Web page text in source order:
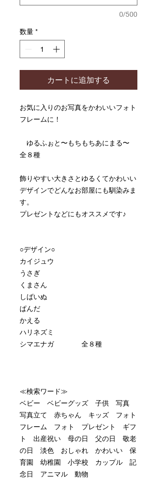
0/500
数量 *
カートに追加する
お気に入りのお写真をかわいいフォト
フレームに！
ゆるふぉと〜もちもちあにまる〜
全８種
飾りやすい大きさとゆるくてかわいい
デザインでどんなお部屋にも馴染みま
す。
プレゼントなどにもオススメです♪
○デザイン○
カイジュウ
うさぎ
くまさん
しばいぬ
ぱんだ
かえる
ハリネズミ
シマエナガ 全８種
≪検索ワード≫
ベビー ベビーグッズ 子供 写真
写真立て 赤ちゃん キッズ フォト
フレーム フォト プレゼント ギフ
ト 出産祝い 母の日 父の日 敬老
の日 淡色 おしゃれ かわいい 保
育園 幼稚園 小学校 カップル 記
念日 アニマル 動物